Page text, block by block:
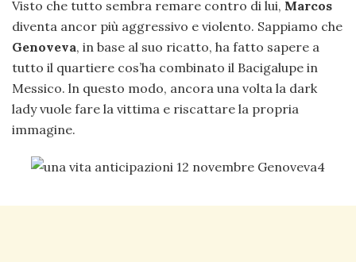
Visto che tutto sembra remare contro di lui, Marcos
diventa ancor più aggressivo e violento. Sappiamo che
Genoveva, in base al suo ricatto, ha fatto sapere a
tutto il quartiere cos’ha combinato il Bacigalupe in
Messico. ln questo modo, ancora una volta la dark
lady vuole fare la vittima e riscattare la propria
immagine.